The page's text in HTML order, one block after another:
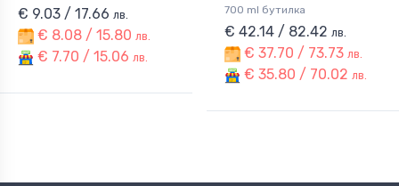
€ 9.03 / 17.66 лв.
€ 8.08 / 15.80 лв.
€ 7.70 / 15.06 лв.
700 ml бутилка
€ 42.14 / 82.42 лв.
€ 37.70 / 73.73 лв.
€ 35.80 / 70.02 лв.